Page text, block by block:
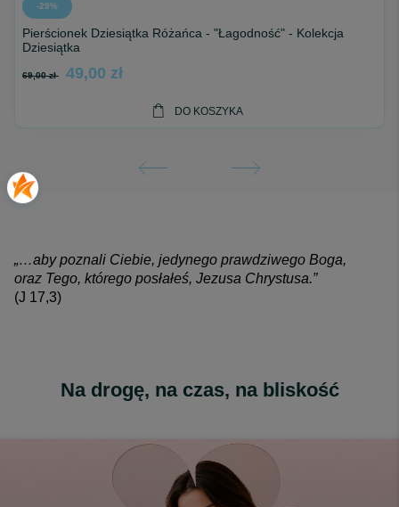
-29%
Pierścionek Dziesiątka Różańca - "Łagodność" - Kolekcja
Dziesiątka
69,00 zł 49,00 zł
DO KOSZYKA
„…aby poznali Ciebie, jedynego prawdziwego Boga,
oraz Tego, którego posłałeś, Jezusa Chrystusa.”
(J 17,3)
Na drogę, na czas, na bliskość